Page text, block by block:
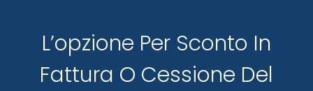
L’opzione Per Sconto In
Fattura O Cessione Del